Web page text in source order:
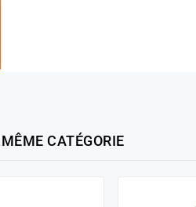
CATÉGORIE